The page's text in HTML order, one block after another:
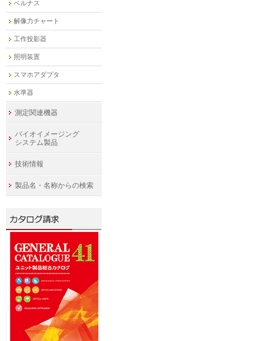
ベルナス
解像力チャート
工作投影器
照明装置
スマホアダプタ
水準器
測定関連機器
バイオイメージング
システム製品
技術情報
製品名・名称からの検索